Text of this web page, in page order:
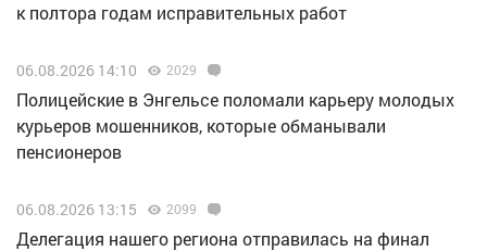
к полтора годам исправительных работ
06.08.2026 14:10 2029
Полицейские в Энгельсе поломали карьеру молодых
курьеров мошенников, которые обманывали
пенсионеров
06.08.2026 13:15 2099
Делегация нашего региона отправилась на финал